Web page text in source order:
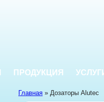
ПРОДУКЦИЯ
Главная » Дозаторы Alutec